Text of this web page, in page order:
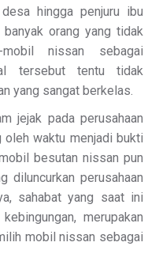
hingga penjuru ibu
orang yang tidak
mobil nissan sebagai
tersebut tentu tidak
yang sangat berkelas.
jejak pada perusahaan
waktu menjadi bukti
besutan nissan pun
diluncurkan perusahaan
sahabat yang saat ini
merupakan
mobil nissan sebagai